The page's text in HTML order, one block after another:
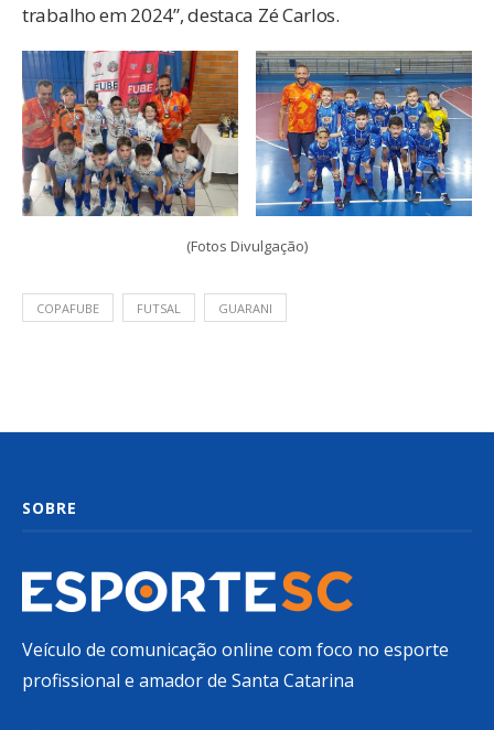
trabalho em 2024”, destaca Zé Carlos.
(Fotos Divulgação)
COPAFUBE FUTSAL GUARANI
SOBRE
Veículo de comunicação online com foco no esporte
profissional e amador de Santa Catarina